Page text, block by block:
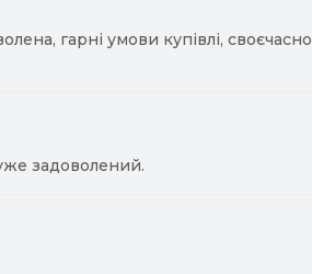
гарні умови купівлі, своєчасно
задоволений.